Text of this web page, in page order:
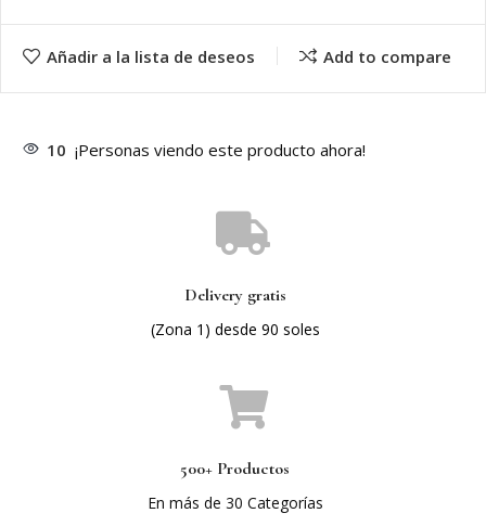
Añadir a la lista de deseos Add to compare
10 ¡Personas viendo este producto ahora!
Delivery gratis
(Zona 1) desde 90 soles
500+ Productos
En más de 30 Categorías